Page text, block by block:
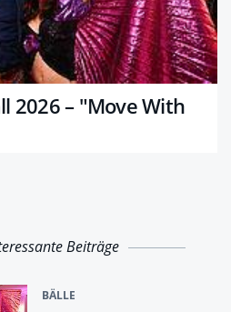
2026 – "Move With
Beiträge
BÄLLE